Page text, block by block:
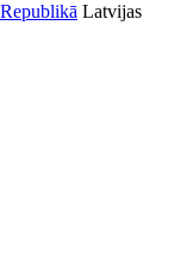
Latvijas